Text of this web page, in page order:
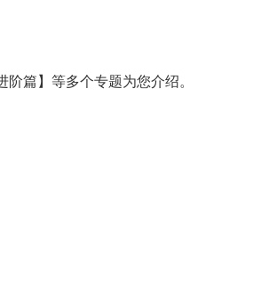
篇】等多个专题为您介绍。